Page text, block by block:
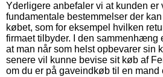
Yderligere anbefaler vi at kunden er
fundamentale bestemmelser der
købet, som for eksempel hvilken
firmaet tilbyder. I den sammenhæng
at man når som helst opbevarer sin
senere vil kunne bevise sit køb af
om du er på gaveindkøb til en mand